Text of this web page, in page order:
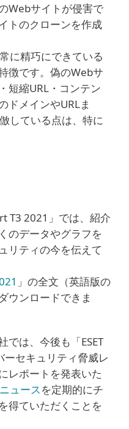
Webサイトが侵害で
トのクローンを作成
に精巧にできている
徴です。偽のWebサ
短縮URL・コンテン
ドメインやURLま
している点は、特に
T3 2021」では、紹介
のデータやグラフを
リティの今を伝えて
」の全文（英語版の
ウンロードできま
では、今後も「ESET
ーセキュリティ脅威レ
レポートを発表いた
ュースを定期的にチ
得ていただくことを